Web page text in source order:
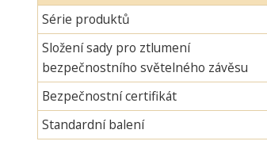
Série produktů
Složení sady pro ztlumení
bezpečnostního světelného závěsu
Bezpečnostní certifikát
Standardní balení